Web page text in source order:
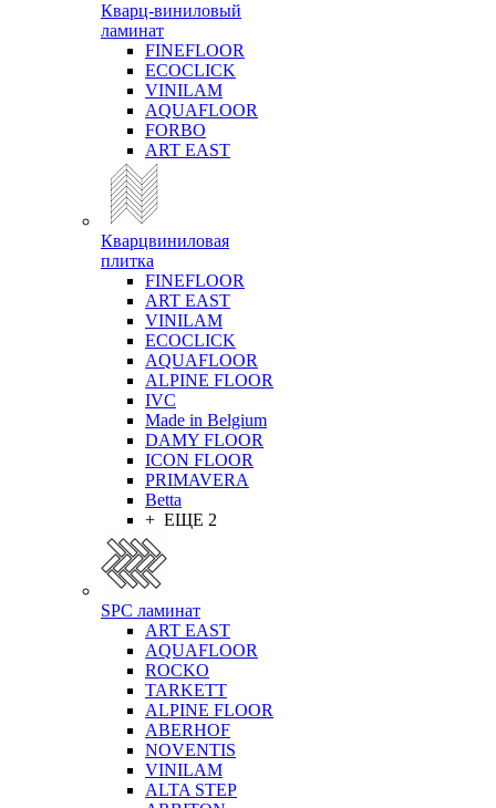
Кварц-виниловый
ламинат
FINEFLOOR
ECOCLICK
VINILAM
AQUAFLOOR
FORBO
ART EAST
Кварцвиниловая
плитка
FINEFLOOR
ART EAST
VINILAM
ECOCLICK
AQUAFLOOR
ALPINE FLOOR
IVC
Made in Belgium
DAMY FLOOR
ICON FLOOR
PRIMAVERA
Betta
+ ЕЩЕ 2
SPC ламинат
ART EAST
AQUAFLOOR
ROCKO
TARKETT
ALPINE FLOOR
ABERHOF
NOVENTIS
VINILAM
ALTA STEP